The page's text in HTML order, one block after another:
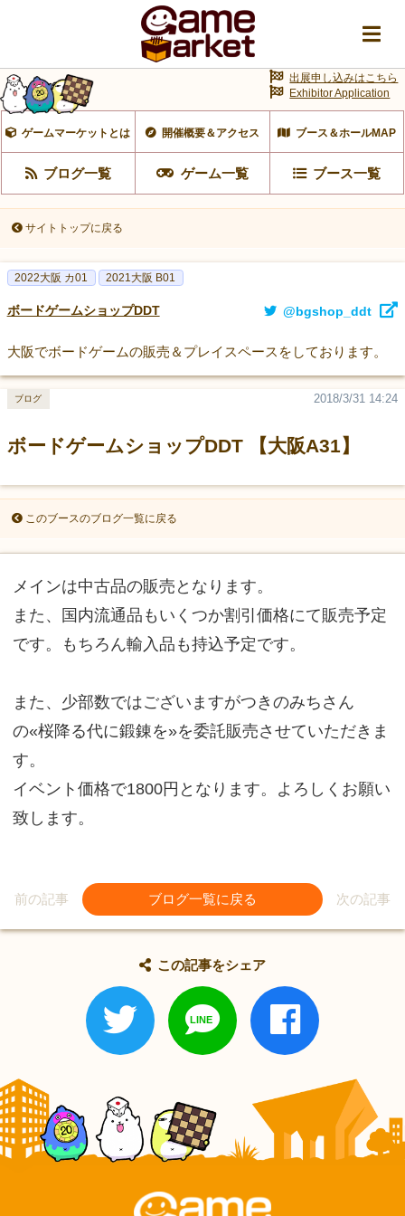
ゲームマーケットとは 開催概要＆アクセス ブース＆ホールMAP
ブログ一覧 ゲーム一覧 ブース一覧
出展申し込みはこちら
Exhibitor Application
サイトトップに戻る
2022大阪 カ01 2021大阪 B01
ボードゲームショップDDT @bgshop_ddt
大阪でボードゲームの販売＆プレイスペースをしております。
ボードゲームショップDDT 【大阪A31】
2018/3/31 14:24
ブログ
このブースのブログ一覧に戻る
メインは中古品の販売となります。
また、国内流通品もいくつか割引価格にて販売予定
です。もちろん輸入品も持込予定です。
また、少部数ではございますがつきのみちさん
の«桜降る代に鍛錬を»を委託販売させていただきま
す。
イベント価格で1800円となります。よろしくお願い
致します。
前の記事 ブログ一覧に戻る 次の記事
この記事をシェア